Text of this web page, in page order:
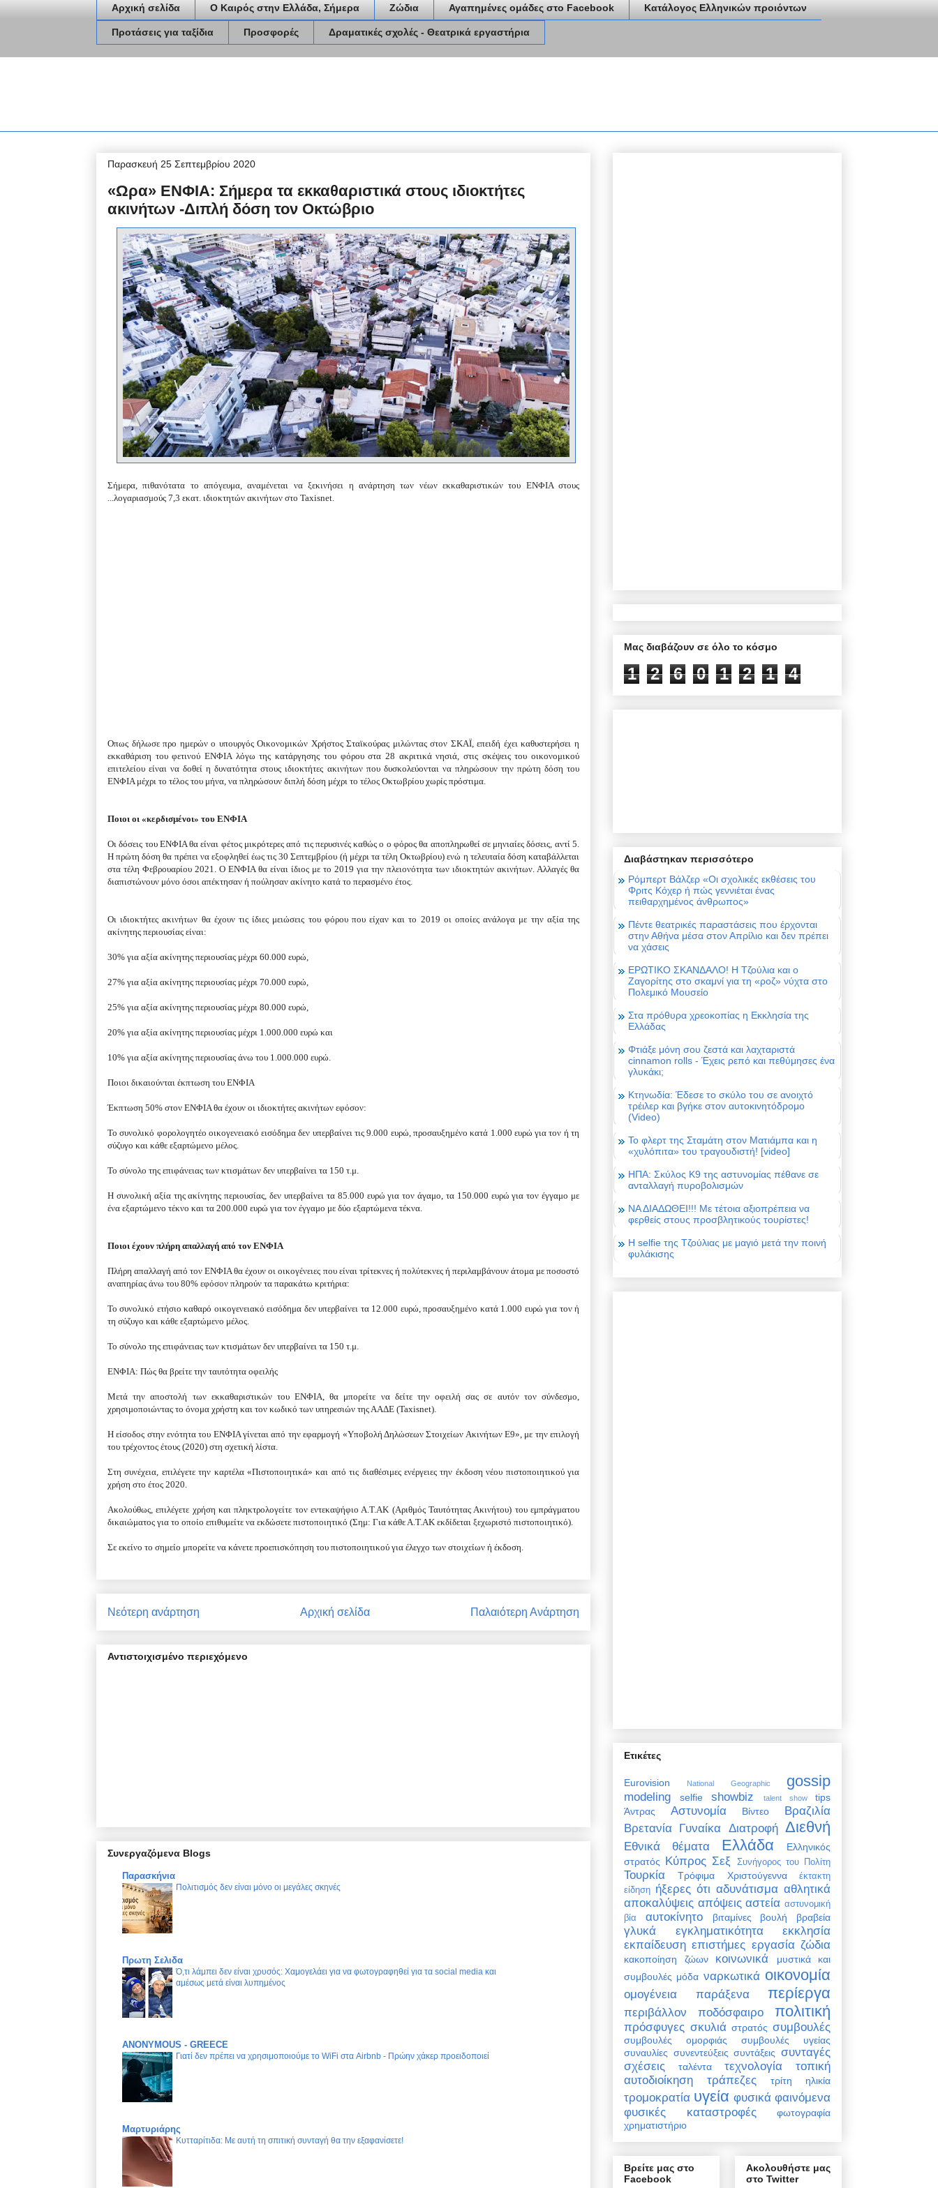
Αρχική σελίδα Ο Καιρός στην Ελλάδα, Σήμερα Ζώδια Αγαπημένες ομάδες στο Facebook Κατάλογος Ελληνικών προιόντων
Προτάσεις για ταξίδια Προσφορές Δραματικές σχολές - Θεατρικά εργαστήρια
Παρασκευή 25 Σεπτεμβρίου 2020
«Ωρα» ΕΝΦΙΑ: Σήμερα τα εκκαθαριστικά στους ιδιοκτήτες
ακινήτων -Διπλή δόση τον Οκτώβριο
Σήμερα, πιθανότατα το απόγευμα, αναμένεται να ξεκινήσει η ανάρτηση των νέων εκκαθαριστικών του ΕΝΦΙΑ στους
λογαριασμούς 7,3 εκατ. ιδιοκτητών ακινήτων στο Taxisnet.
Οπως δήλωσε προ ημερών ο υπουργός Οικονομικών Χρήστος Σταϊκούρας μιλώντας στον ΣΚΑΪ, επειδή έχει καθυστερήσει η
εκκαθάριση του φετινού ΕΝΦΙΑ λόγω της κατάργησης του φόρου στα 28 ακριτικά νησιά, στις σκέψεις του οικονομικού
επιτελείου είναι να δοθεί η δυνατότητα στους ιδιοκτήτες ακινήτων που δυσκολεύονται να πληρώσουν την πρώτη δόση του
ΕΝΦΙΑ μέχρι το τέλος του μήνα, να πληρώσουν διπλή δόση μέχρι το τέλος Οκτωβρίου χωρίς πρόστιμα.
Ποιοι οι «κερδισμένοι» του ΕΝΦΙΑ
Οι δόσεις του ΕΝΦΙΑ θα είναι φέτος μικρότερες από τις περυσινές καθώς ο ο φόρος θα αποπληρωθεί σε μηνιαίες δόσεις, αντί 5.
Η πρώτη δόση θα πρέπει να εξοφληθεί έως τις 30 Σεπτεμβρίου (ή μέχρι τα τέλη Οκτωβρίου) ενώ η τελευταία δόση καταβάλλεται
στα τέλη Φεβρουαρίου 2021. Ο ΕΝΦΙΑ θα είναι ίδιος με το 2019 για την πλειονότητα των ιδιοκτητών ακινήτων. Αλλαγές θα
διαπιστώνουν μόνο όσοι απέκτησαν ή πούλησαν ακίνητο κατά το περασμένο έτος.
Οι ιδιοκτήτες ακινήτων θα έχουν τις ίδιες μειώσεις του φόρου που είχαν και το 2019 οι οποίες ανάλογα με την αξία της
ακίνητης περιουσίας είναι:
30% για αξία ακίνητης περιουσίας μέχρι 60.000 ευρώ,
27% για αξία ακίνητης περιουσίας μέχρι 70.000 ευρώ,
25% για αξία ακίνητης περιουσίας μέχρι 80.000 ευρώ,
20% για αξία ακίνητης περιουσίας μέχρι 1.000.000 ευρώ και
10% για αξία ακίνητης περιουσίας άνω του 1.000.000 ευρώ.
Ποιοι δικαιούνται έκπτωση του ΕΝΦΙΑ
Έκπτωση 50% στον ΕΝΦΙΑ θα έχουν οι ιδιοκτήτες ακινήτων εφόσον:
Το συνολικό φορολογητέο οικογενειακό εισόδημα δεν υπερβαίνει τις 9.000 ευρώ, προσαυξημένο κατά 1.000 ευρώ για τον ή τη
σύζυγο και κάθε εξαρτώμενο μέλος.
Το σύνολο της επιφάνειας των κτισμάτων δεν υπερβαίνει τα 150 τ.μ.
Η συνολική αξία της ακίνητης περιουσίας, δεν υπερβαίνει τα 85.000 ευρώ για τον άγαμο, τα 150.000 ευρώ για τον έγγαμο με
ένα εξαρτώμενο τέκνο και τα 200.000 ευρώ για τον έγγαμο με δύο εξαρτώμενα τέκνα.
Ποιοι έχουν πλήρη απαλλαγή από τον ΕΝΦΙΑ
Πλήρη απαλλαγή από τον ΕΝΦΙΑ θα έχουν οι οικογένειες που είναι τρίτεκνες ή πολύτεκνες ή περιλαμβάνουν άτομα με ποσοστό
αναπηρίας άνω του 80% εφόσον πληρούν τα παρακάτω κριτήρια:
Το συνολικό ετήσιο καθαρό οικογενειακό εισόδημα δεν υπερβαίνει τα 12.000 ευρώ, προσαυξημένο κατά 1.000 ευρώ για τον ή
τη σύζυγο και κάθε εξαρτώμενο μέλος.
Το σύνολο της επιφάνειας των κτισμάτων δεν υπερβαίνει τα 150 τ.μ.
ΕΝΦΙΑ: Πώς θα βρείτε την ταυτότητα οφειλής
Μετά την αποστολή των εκκαθαριστικών του ΕΝΦΙΑ, θα μπορείτε να δείτε την οφειλή σας σε αυτόν τον σύνδεσμο,
χρησιμοποιώντας το όνομα χρήστη και τον κωδικό των υπηρεσιών της ΑΑΔΕ (Taxisnet).
Η είσοδος στην ενότητα του ΕΝΦΙΑ γίνεται από την εφαρμογή «Υποβολή Δηλώσεων Στοιχείων Ακινήτων Ε9», με την επιλογή
του τρέχοντος έτους (2020) στη σχετική λίστα.
Στη συνέχεια, επιλέγετε την καρτέλα «Πιστοποιητικά» και από τις διαθέσιμες ενέργειες την έκδοση νέου πιστοποιητικού για
χρήση στο έτος 2020.
Ακολούθως, επιλέγετε χρήση και πληκτρολογείτε τον εντεκαψήφιο Α.Τ.ΑΚ (Αριθμός Ταυτότητας Ακινήτου) του εμπράγματου
δικαιώματος για το οποίο επιθυμείτε να εκδώσετε πιστοποιητικό (Σημ: Για κάθε Α.Τ.ΑΚ εκδίδεται ξεχωριστό πιστοποιητικό).
Σε εκείνο το σημείο μπορείτε να κάνετε προεπισκόπηση του πιστοποιητικού για έλεγχο των στοιχείων ή έκδοση.
Νεότερη ανάρτηση Παλαιότερη Ανάρτηση
Αρχική σελίδα
Αντιστοιχισμένο περιεχόμενο
Συνεργαζόμενα Blogs
Παρασκήνια
Πολιτισμός δεν είναι μόνο οι μεγάλες σκηνές
Πρωτη Σελιδα
Ό,τι λάμπει δεν είναι χρυσός: Χαμογελάει για να φωτογραφηθεί για τα social media και
αμέσως μετά είναι λυπημένος
ANONYMOUS - GREECE
Γιατί δεν πρέπει να χρησιμοποιούμε το WiFi στα Airbnb - Πρώην χάκερ προειδοποιεί
Μαρτυριάρης
Κυτταρίτιδα: Με αυτή τη σπιτική συνταγή θα την εξαφανίσετε!
Μας διαβάζουν σε όλο το κόσμο
1 2 6 0 1 2 1 4
Διαβάστηκαν περισσότερο
Ρόμπερτ Βάλζερ «Οι σχολικές εκθέσεις του
Φριτς Κόχερ ή πώς γεννιέται ένας
πειθαρχημένος άνθρωπος»
Πέντε θεατρικές παραστάσεις που έρχονται
στην Αθήνα μέσα στον Απρίλιο και δεν πρέπει
να χάσεις
ΕΡΩΤΙΚΟ ΣΚΑΝΔΑΛΟ! Η Τζούλια και ο
Ζαγορίτης στο σκαμνί για τη «ροζ» νύχτα στο
Πολεμικό Μουσείο
Στα πρόθυρα χρεοκοπίας η Εκκλησία της
Ελλάδας
Φτιάξε μόνη σου ζεστά και λαχταριστά
cinnamon rolls - Έχεις ρεπό και πεθύμησες ένα
γλυκάκι;
Κτηνωδία: Έδεσε το σκύλο του σε ανοιχτό
τρέιλερ και βγήκε στον αυτοκινητόδρομο
(Video)
Το φλερτ της Σταμάτη στον Ματιάμπα και η
«χυλόπιτα» του τραγουδιστή! [video]
ΗΠΑ: Σκύλος Κ9 της αστυνομίας πέθανε σε
ανταλλαγή πυροβολισμών
ΝΑ ΔΙΑΔΩΘΕΙ!!! Με τέτοια αξιοπρέπεια να
φερθείς στους προσβλητικούς τουρίστες!
Η selfie της Τζούλιας με μαγιό μετά την ποινή
φυλάκισης
Ετικέτες
Eurovision National Geographic gossip
modeling selfie showbiz talent show
tips
Άντρας
Αστυνομία Βίντεο
Βραζιλία
Βρετανία Γυναίκα Διατροφή Διεθνή
Εθνικά θέματα Ελλάδα
Ελληνικός
στρατός Κύπρος Σεξ Συνήγορος του Πολίτη
Τουρκία Τρόφιμα Χριστούγεννα
έκτακτη
είδηση ήξερες ότι αδυνάτισμα αθλητικά
αποκαλύψεις απόψεις αστεία αστυνομική
βία
αυτοκίνητο βιταμίνες βουλή βραβεία
γλυκά εγκληματικότητα
εκκλησία
εκπαίδευση επιστήμες εργασία ζώδια
κακοποίηση ζώων κοινωνικά
μυστικά και
συμβουλές μόδα ναρκωτικά οικονομία
ομογένεια παράξενα περίεργα
περιβάλλον ποδόσφαιρο πολιτική
πρόσφυγες σκυλιά στρατός συμβουλές
συμβουλές ομορφιάς
συμβουλές υγείας
συναυλίες συνεντεύξεις συντάξεις συνταγές
σχέσεις
ταλέντα τεχνολογία
τοπική
αυτοδιοίκηση
τράπεζες τρίτη ηλικία
τρομοκρατία υγεία φυσικά φαινόμενα
φυσικές καταστροφές
φωτογραφία
χρηματιστήριο
Βρείτε μας στο
Facebook
Ακολουθήστε μας
στο Twitter